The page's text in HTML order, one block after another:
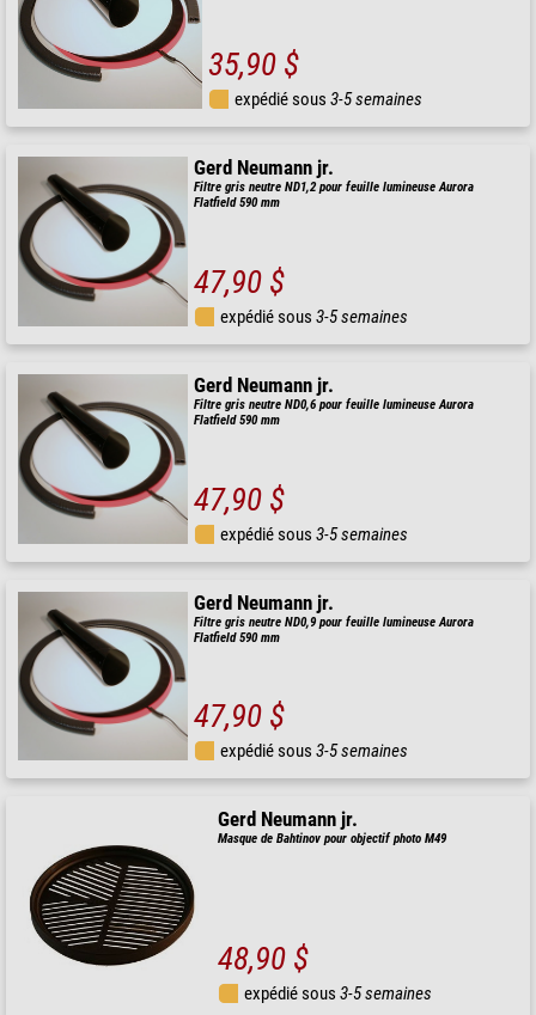
35,90 $
expédié sous3-5 semaines
Gerd Neumann jr.
Filtre gris neutre ND1,2 pour feuille lumineuse Aurora
Flatfield 590 mm
47,90 $
expédié sous 3-5 semaines
Gerd Neumann jr.
Filtre gris neutre ND0,6 pour feuille lumineuse Aurora
Flatfield 590 mm
47,90 $
expédié sous 3-5 semaines
Gerd Neumann jr.
Filtre gris neutre ND0,9 pour feuille lumineuse Aurora
Flatfield 590 mm
47,90 $
expédié sous 3-5 semaines
Gerd Neumann jr.
Masque de Bahtinov pour objectif photo M49
48,90 $
expédié sous3-5 semaines